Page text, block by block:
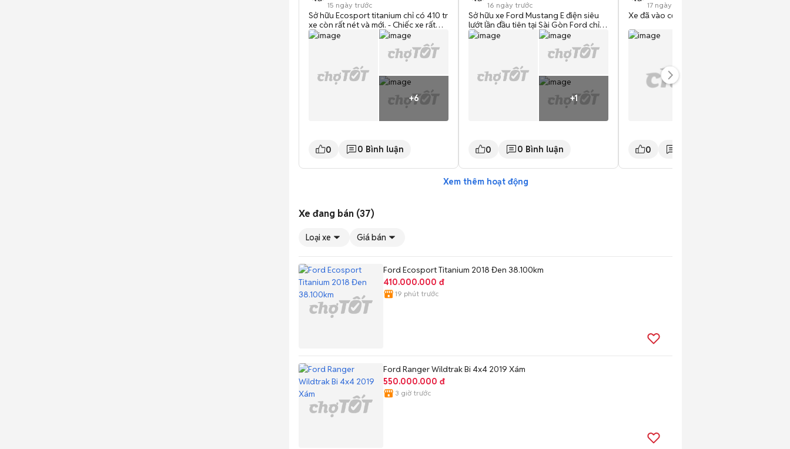
15 ngày trước
Sở hữu Ecosport titanium chỉ có 410 tr
xe còn rất nét và mới. - Chiếc xe rất
phù hợp di chuyển trong mọi địa hình.
- odo chạy vừa lướt :38.100KM - Màu
đen - Sản xuất :2018 Xe lắp phụ kiện
:Bộ phim cách nhiệt, lót sàn, bộ ghế
da. Xe một chủ sử dụng kỹ bảo
dưỡng tại hãng Tại hãng có thu xe
qua sử dụng các hãng khác nhau để
đổi lấy xe mới. ✅ Bảo đảm tính pháp lý.
✅ Bảo hành chính hãng. ✅ Bảo đảm
chất lượng xe, ✅ Được kiểm định 167
để biết thêm chi tiết. 🚘 Sài Gòn Ford
Assured - Trung Tâm Xe Đã Qua Sử
Dụng Chính Hãng Liên hệ chi tiết về
0 0 Bình luận
16 ngày trước
Sở hữu xe Ford Mustang E điện siêu
lướt lần đầu tiên tại Sài Gòn Ford chỉ
có 1.435 triệu - Chiếc xe 05 chỗ rất
phù hợp di chuyển trong mọi địa hình.
- Nhập khẩu 2025 - Màu đỏ Tại hãng
có thu xe qua sử dụng các hãng khác
nhau để đổi lấy xe mới. ✅ Bảo đảm tính
pháp lý. ✅ Bảo hành chính hãng. ✅
Bảo đảm chất lượng xe, ✅ Được kiểm
định 167 điểm. ✅ Đầy đủ lịch sử bảo
dưỡng. ✅ Cam kết thu lại 90%** vui
lòng liên hệ để biết thêm chi tiết. 🚘
chi tiết về xe 📞 —————- 📍SGF
Phổ Quang: 104 Phổ Quang, P. Tân
Sơn Hoà, TP HCM 📍SGF Nam Sài Gòn:
SGF Cao Thắng: 61A Cao Thắng, P.
0 0 Bình luận
17 ngày trước
Xe đã vào cọc rồi ạ
0
Xem thêm hoạt động
Xe đang bán (37)
Loại xe Giá bán
Ford Ecosport Titanium 2018 Đen 38.100km
410.000.000 đ
19 phút trước
Ford Ranger Wildtrak Bi 4x4 2019 Xám
550.000.000 đ
3 giờ trước